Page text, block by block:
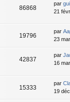
86868
par
21
19796
par
23
42837
par
16
15333
par
19